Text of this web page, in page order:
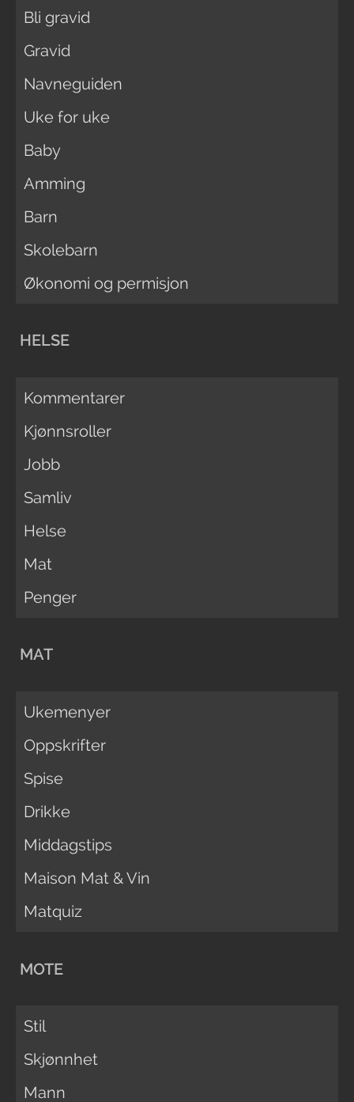
Bli gravid
Gravid
Navneguiden
Uke for uke
Baby
Amming
Barn
Skolebarn
Økonomi og permisjon
HELSE
Kommentarer
Kjønnsroller
Jobb
Samliv
Helse
Mat
Penger
MAT
Ukemenyer
Oppskrifter
Spise
Drikke
Middagstips
Maison Mat & Vin
Matquiz
MOTE
Stil
Skjønnhet
Mann